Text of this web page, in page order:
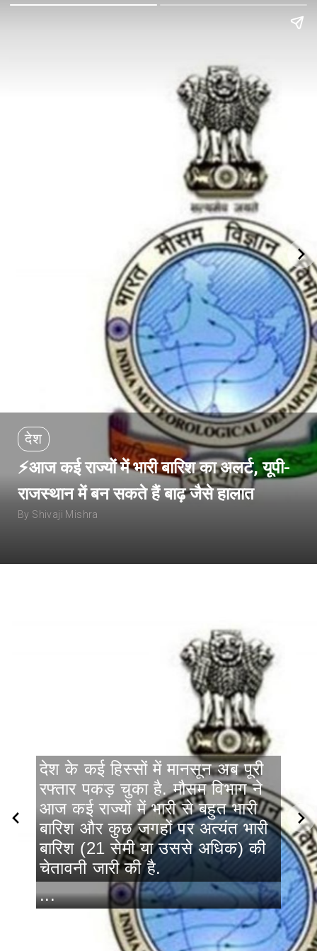
देश
⚡आज कई राज्यों में भारी बारिश का अलर्ट, यूपी-
राजस्थान में बन सकते हैं बाढ़ जैसे हालात
By Shivaji Mishra
देश के कई हिस्सों में मानसून अब पूरी
रफ्तार पकड़ चुका है. मौसम विभाग ने
आज कई राज्यों में भारी से बहुत भारी
बारिश और कुछ जगहों पर अत्यंत भारी
बारिश (21 सेमी या उससे अधिक) की
चेतावनी जारी की है.
...